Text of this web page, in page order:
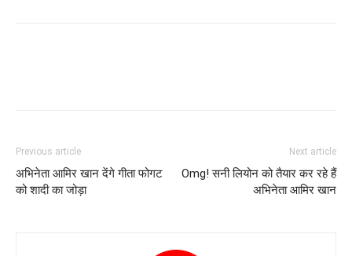
Previous article
अभिनेता आमिर खान देंगे गीता फोगट
को शादी का जोड़ा
Next article
Omg! सनी लियोन को तैयार कर रहे हैं
अभिनेता आमिर खान